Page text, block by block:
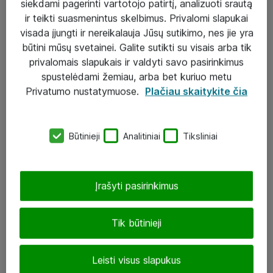
Sprendimai ir paslaugos
Paslaugos
Įgyvendinti projektai
J. Rutkausko g. 6, Vilnius
siekdami pagerinti vartotojo patirtį, analizuoti srautą
ir teikti suasmenintus skelbimus. Privalomi slapukai
visada įjungti ir nereikalauja Jūsų sutikimo, nes jie yra
būtini mūsų svetainei. Galite sutikti su visais arba tik
privalomais slapukais ir valdyti savo pasirinkimus
spustelėdami žemiau, arba bet kuriuo metu
Privatumo nustatymuose. Plačiau skaitykite čia
Būtinieji Analitiniai Tiksliniai
Tik būtinieji
Leisti visus slapukus
Įrašyti pasirinkimus